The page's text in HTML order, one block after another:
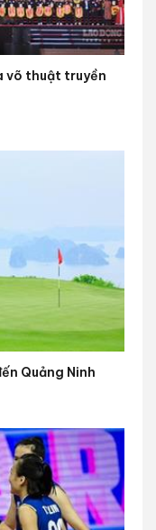
võ thuật truyền
Quảng Ninh